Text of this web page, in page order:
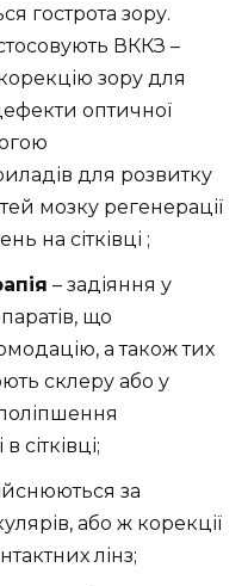
гострота зору.
ВККЗ –
зору для
оптичної
для розвитку
мозку регенерації
на сітківці ;
– задіяння у
що
а також тих
склеру або у
сітківці;
за
або ж корекції
лінз;